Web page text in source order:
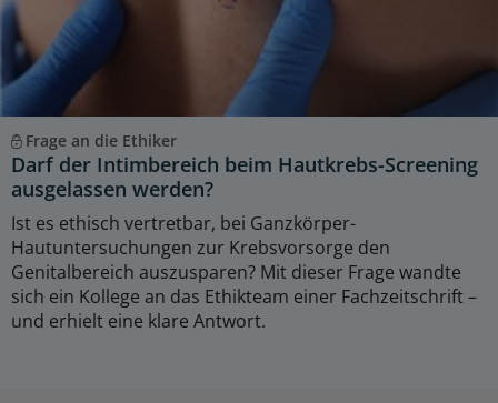
Frage an die Ethiker
Darf der Intimbereich beim Hautkrebs-Screening
ausgelassen werden?
Ist es ethisch vertretbar, bei Ganzkörper-
Hautuntersuchungen zur Krebsvorsorge den
Genitalbereich auszusparen? Mit dieser Frage wandte
sich ein Kollege an das Ethikteam einer Fachzeitschrift –
und erhielt eine klare Antwort.